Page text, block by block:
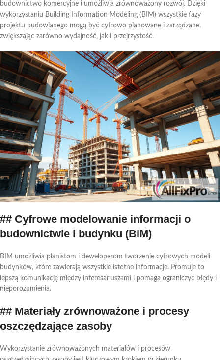
budownictwo komercyjne i umożliwia zrównoważony rozwój. Dzięki
wykorzystaniu Building Information Modeling (BIM) wszystkie fazy
projektu budowlanego mogą być cyfrowo planowane i zarządzane,
zwiększając zarówno wydajność, jak i przejrzystość.
## Cyfrowe modelowanie informacji o
budownictwie i budynku (BIM)
BIM umożliwia planistom i deweloperom tworzenie cyfrowych modeli
budynków, które zawierają wszystkie istotne informacje. Promuje to
lepszą komunikację między interesariuszami i pomaga ograniczyć błędy i
nieporozumienia.
## Materiały zrównoważone i procesy
oszczędzające zasoby
Wykorzystanie zrównoważonych materiałów i procesów